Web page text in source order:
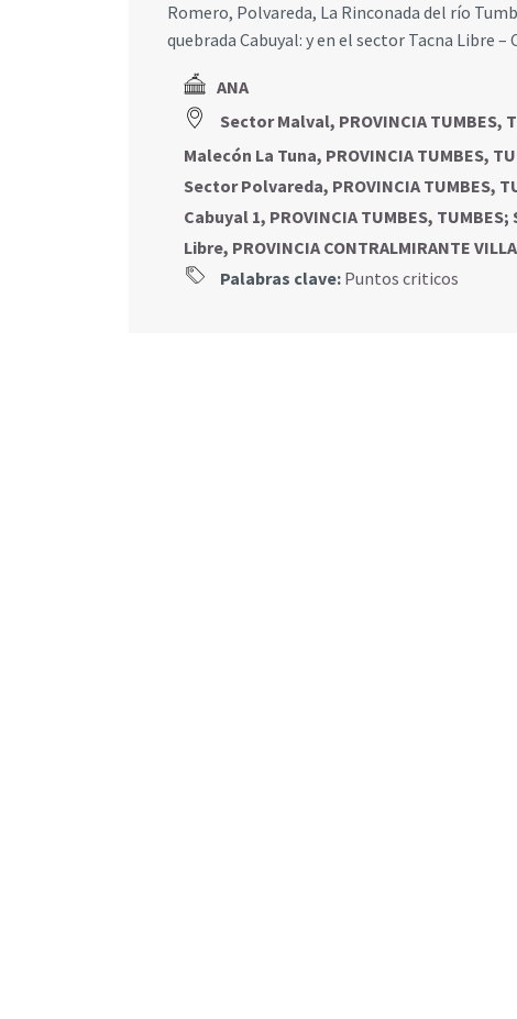
Romero, Polvareda, La Rinconada del río
quebrada Cabuyal: y en el sector Tacna Libre
ANA
Sector Malval, PROVINCIA TUMBES,
Malecón La Tuna, PROVINCIA TUMBES,
Sector Polvareda, PROVINCIA TUMBES,
Cabuyal 1, PROVINCIA TUMBES, TUMBES;
Libre, PROVINCIA CONTRALMIRANTE
Palabras clave: Puntos criticos